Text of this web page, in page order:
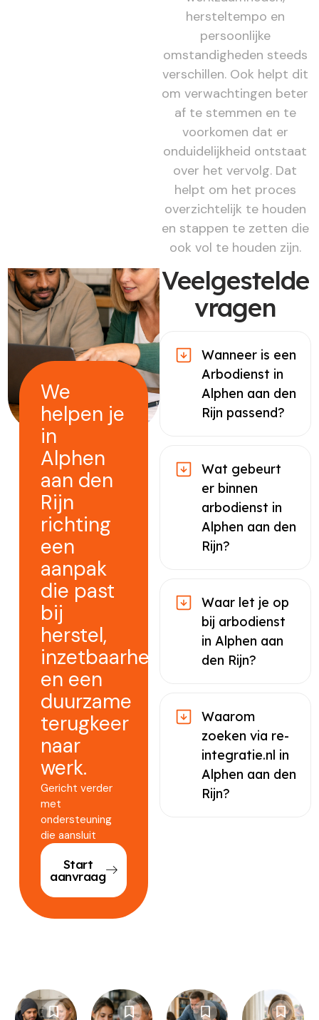
hersteltempo en
persoonlijke
omstandigheden steeds
verschillen. Ook helpt dit
om verwachtingen beter
af te stemmen en te
voorkomen dat er
onduidelijkheid ontstaat
over het vervolg. Dat
helpt om het proces
overzichtelijk te houden
en stappen te zetten die
ook vol te houden zijn.
We
helpen je
in
Alphen
aan den
Rijn
richting
een
aanpak
die past
bij
herstel,
inzetbaarheid
en een
duurzame
terugkeer
naar
werk.
Gericht verder
met
ondersteuning
die aansluit
Start
aanvraag
Veelgestelde
vragen
Wanneer is een
Arbodienst in
Alphen aan den
Rijn passend?
Wat gebeurt
er binnen
arbodienst in
Alphen aan den
Rijn?
Waar let je op
bij arbodienst
in Alphen aan
den Rijn?
Waarom
zoeken via re-
integratie.nl in
Alphen aan den
Rijn?